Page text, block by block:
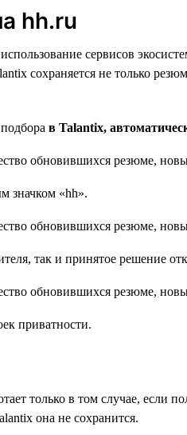
hh.ru
сервисов
сохраняется не только
в Talantix,
значком «hh».
так и принятое решение
приватности.
только в том случае, если
она не сохранится.